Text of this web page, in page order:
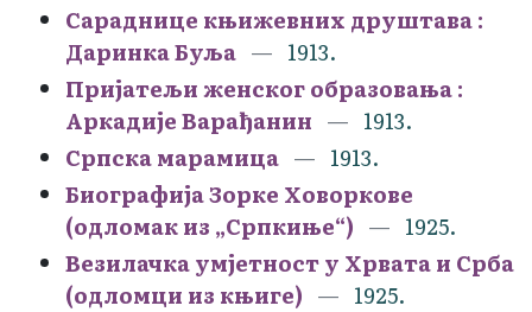
Сараднице књижевних друштава :
Даринка Буља
1913.
Пријатељи женског образовања :
Аркадије Варађанин
1913.
Српска марамица
1913.
Биографија Зорке Ховоркове
(одломак из „Српкиње“)
1925.
Везилачка умјетност у Хрвата и Срба
(одломци из књиге)
1925.